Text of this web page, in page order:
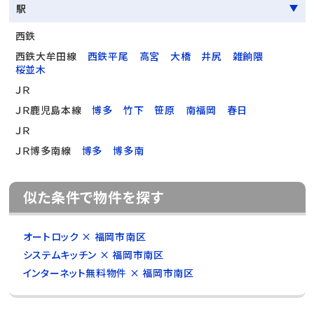
駅
西鉄
西鉄大牟田線
西鉄平尾 高宮 大橋 井尻
雑餉隈
桜並木
ＪＲ
ＪＲ鹿児島本線
博多 竹下 笹原 南福岡
春日
ＪＲ
ＪＲ博多南線
博多 博多南
似た条件で物件を探す
オートロック × 福岡市南区
システムキッチン × 福岡市南区
インターネット無料物件 × 福岡市南区